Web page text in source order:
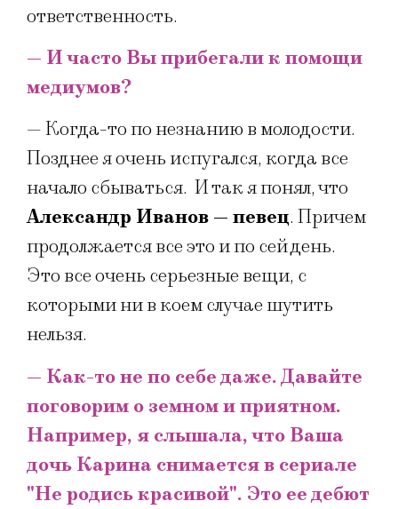
ответственность.
— И часто Вы прибегали к помощи
медиумов?
— Когда-то по незнанию в молодости.
Позднее я очень испугался, когда все
начало сбываться. И так я понял, что
Александр Иванов — певец. Причем
продолжается все это и по сей день.
Это все очень серьезные вещи, с
которыми ни в коем случае шутить
нельзя.
— Как-то не по себе даже. Давайте
поговорим о земном и приятном.
Например, я слышала, что Ваша
дочь Карина снимается в сериале
"Не родись красивой". Это ее дебют